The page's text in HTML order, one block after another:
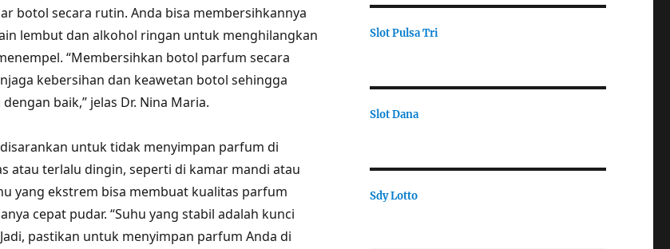
botol secara rutin. Anda bisa membersihkannya
lembut dan alkohol ringan untuk menghilangkan
“Membersihkan botol parfum secara
kebersihan dan keawetan botol sehingga
baik,” jelas Dr. Nina Maria.
untuk tidak menyimpan parfum di
atau terlalu dingin, seperti di kamar mandi atau
yang ekstrem bisa membuat kualitas parfum
cepat pudar. “Suhu yang stabil adalah kunci
pastikan untuk menyimpan parfum Anda di
Slot Pulsa Tri
Slot Dana
Sdy Lotto